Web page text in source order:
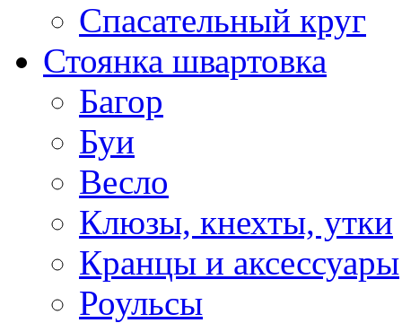
Спасательный круг
Стоянка швартовка
Багор
Буи
Весло
Клюзы, кнехты, утки
Кранцы и аксессуары
Роульсы